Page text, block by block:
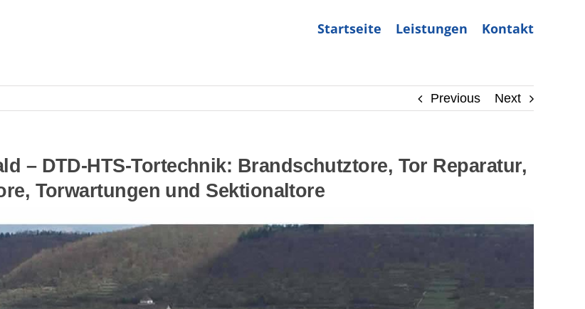
Startseite Leistungen Kontakt
Previous Next
– DTD-HTS-Tortechnik: Brandschutztore, Tor Reparatur,
Torwartungen und Sektionaltore